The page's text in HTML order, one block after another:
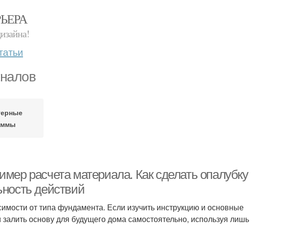
расчета материала. Как сделать опалубку
действий
от типа фундамента. Если изучить инструкцию и основные
основу для будущего дома самостоятельно, используя лишь